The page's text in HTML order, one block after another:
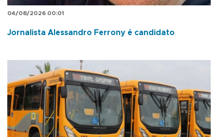
04/08/2026 00:01
Jornalista Alessandro Ferrony é candidato